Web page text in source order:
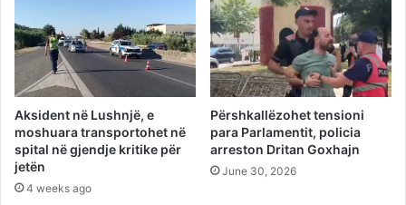
Aksident në Lushnjë, e
moshuara transportohet në
spital në gjendje kritike për
jetën
4 weeks ago
Përshkallëzohet tensioni
para Parlamentit, policia
arreston Dritan Goxhajn
June 30, 2026